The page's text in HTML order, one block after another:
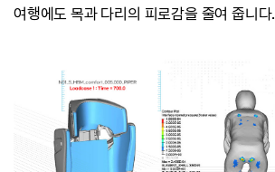
여행에도 목과 다리의 피로감을 줄여 줍니다.